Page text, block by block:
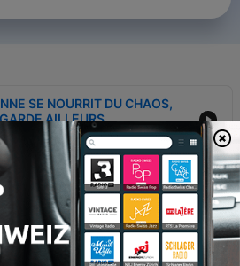
SE NOURRIT DU CHAOS,
AILLEURS
GUERRE par le capitalisme
: 40 ans de destruction
la France - Camille Adam